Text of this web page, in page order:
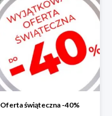
Oferta świąteczna -40%